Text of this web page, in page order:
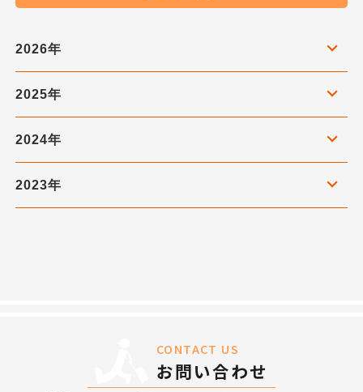
2026年
2025年
2024年
2023年
CONTACT US
お問い合わせ